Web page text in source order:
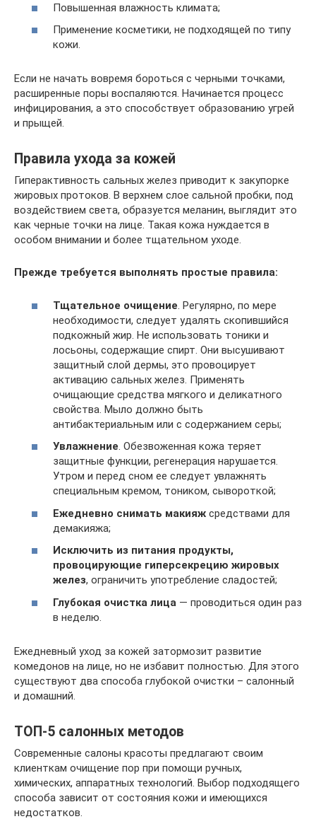
Повышенная влажность климата;
Применение косметики, не подходящей по типу
кожи.
Если не начать вовремя бороться с черными точками,
расширенные поры воспаляются. Начинается процесс
инфицирования, а это способствует образованию угрей
и прыщей.
Правила ухода за кожей
Гиперактивность сальных желез приводит к закупорке
жировых протоков. В верхнем слое сальной пробки, под
воздействием света, образуется меланин, выглядит это
как черные точки на лице. Такая кожа нуждается в
особом внимании и более тщательном уходе.
Прежде требуется выполнять простые правила:
Тщательное очищение . Регулярно, по мере
необходимости, следует удалять скопившийся
подкожный жир. Не использовать тоники и
лосьоны, содержащие спирт. Они высушивают
защитный слой дермы, это провоцирует
активацию сальных желез. Применять
очищающие средства мягкого и деликатного
свойства. Мыло должно быть
антибактериальным или с содержанием серы;
Увлажнение. Обезвоженная кожа теряет
защитные функции, регенерация нарушается.
Утром и перед сном ее следует увлажнять
специальным кремом, тоником, сывороткой;
Ежедневно снимать макияж средствами для
демакияжа;
Исключить из питания продукты,
провоцирующие гиперсекрецию жировых
желез, ограничить употребление сладостей;
Глубокая очистка лица — проводиться один раз
в неделю.
Ежедневный уход за кожей затормозит развитие
комедонов на лице, но не избавит полностью. Для этого
существуют два способа глубокой очистки – салонный
и домашний.
ТОП-5 салонных методов
Современные салоны красоты предлагают своим
клиенткам очищение пор при помощи ручных,
химических, аппаратных технологий. Выбор подходящего
способа зависит от состояния кожи и имеющихся
недостатков.